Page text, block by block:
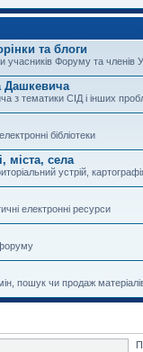
та блоги
учасників Форуму та членів
Дашкевича
з тематики СІД і інших
бібліотеки
міста, села
устрій,
електронні ресурси
пошук чи продаж